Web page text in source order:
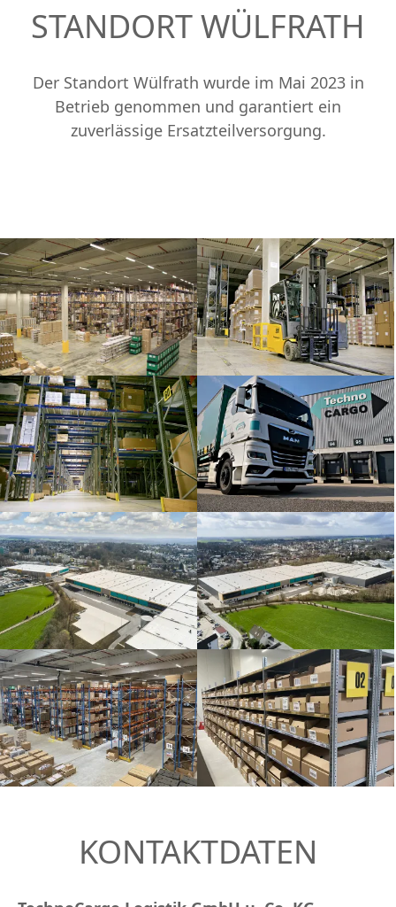
STANDORT WÜLFRATH
Der Standort Wülfrath wurde im Mai 2023 in
Betrieb genommen und garantiert ein
zuverlässige Ersatzteilversorgung.
KONTAKTDATEN